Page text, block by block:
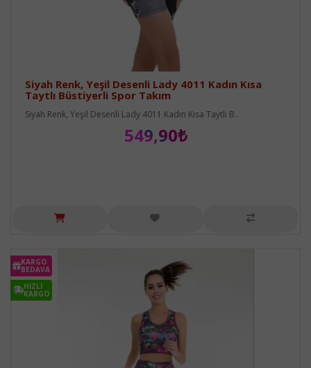
Siyah Renk, Yeşil Desenli Lady 4011 Kadın Kısa
Taytlı Büstiyerli Spor Takım
Siyah Renk, Yeşil Desenli Lady 4011 Kadın Kısa Taytlı B..
549,90₺
KARGO
BEDAVA
HIZLI
KARGO